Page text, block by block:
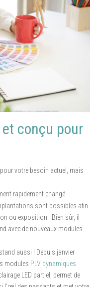
conçu pour
votre besoin actuel, mais
rapidement changé.
sont possibles afin
ou exposition. Bien sûr, il
avec de nouveaux modules
aussi ! Depuis janvier
modules PLV dynamiques
LED partiel, permet de